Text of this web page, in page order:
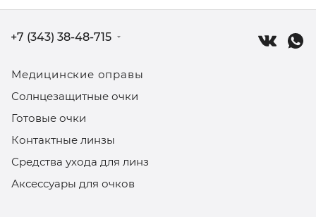
Медицинские оправы
Солнцезащитные очки
Готовые очки
Контактные линзы
Средства ухода для линз
Аксессуары для очков
+7 (343) 38-48-715